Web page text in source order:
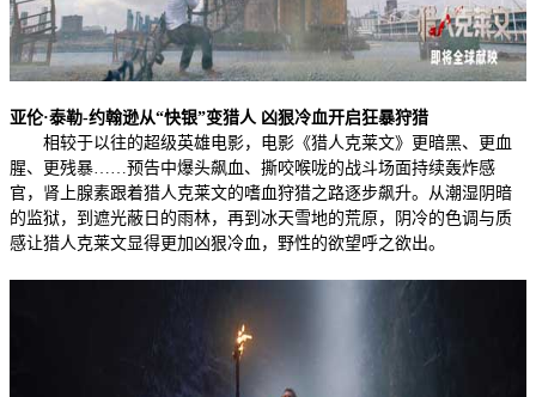
亚伦·泰勒-约翰逊从“快银”变猎人 凶狠冷血开启狂暴狩猎
相较于以往的超级英雄电影，电影《猎人克莱文》更暗黑、更血
腥、更残暴……预告中爆头飙血、撕咬喉咙的战斗场面持续轰炸感
官，肾上腺素跟着猎人克莱文的嗜血狩猎之路逐步飙升。从潮湿阴暗
的监狱，到遮光蔽日的雨林，再到冰天雪地的荒原，阴冷的色调与质
感让猎人克莱文显得更加凶狠冷血，野性的欲望呼之欲出。